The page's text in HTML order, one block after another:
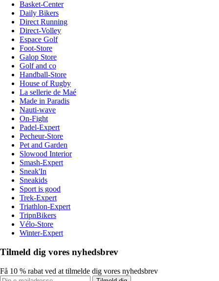
Basket-Center
Daily Bikers
Direct Running
Direct-Volley
Espace Golf
Foot-Store
Galop Store
Golf and co
Handball-Store
House of Rugby
La sellerie de Maé
Made in Paradis
Nauti-wave
On-Fight
Padel-Expert
Pecheur-Store
Pet and Garden
Slowood Interior
Smash-Expert
Sneak'In
Sneakids
Sport is good
Trek-Expert
Triathlon-Expert
TripnBikers
Vélo-Store
Winter-Expert
Tilmeld dig vores nyhedsbrev
Få 10 % rabat ved at tilmelde dig vores nyhedsbrev